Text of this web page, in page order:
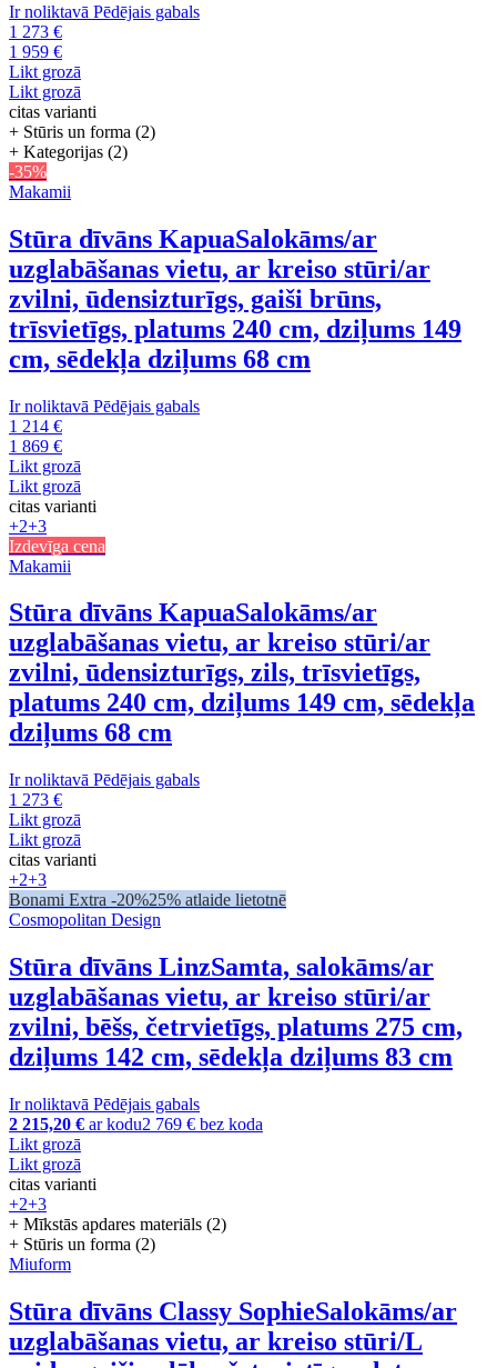
Ir noliktavā Pēdējais gabals
1 273 €
1 959 €
Likt grozā
Likt grozā
citas varianti
+ Stūris un forma (2)
+ Kategorijas (2)
-35%
Makamii
Stūra dīvāns KapuaSalokāms/ar
uzglabāšanas vietu, ar kreiso stūri/ar
zvilni, ūdensizturīgs, gaiši brūns,
trīsvietīgs, platums 240 cm, dziļums 149
cm, sēdekļa dziļums 68 cm
Ir noliktavā Pēdējais gabals
1 214 €
1 869 €
Likt grozā
Likt grozā
citas varianti
+2+3
Izdevīga cena
Makamii
Stūra dīvāns KapuaSalokāms/ar
uzglabāšanas vietu, ar kreiso stūri/ar
zvilni, ūdensizturīgs, zils, trīsvietīgs,
platums 240 cm, dziļums 149 cm, sēdekļa
dziļums 68 cm
Ir noliktavā Pēdējais gabals
1 273 €
Likt grozā
Likt grozā
citas varianti
+2+3
Bonami Extra -20%25% atlaide lietotnē
Cosmopolitan Design
Stūra dīvāns LinzSamta, salokāms/ar
uzglabāšanas vietu, ar kreiso stūri/ar
zvilni, bēšs, četrvietīgs, platums 275 cm,
dziļums 142 cm, sēdekļa dziļums 83 cm
Ir noliktavā Pēdējais gabals
2 215,20 € ar kodu2 769 € bez koda
Likt grozā
Likt grozā
citas varianti
+2+3
+ Mīkstās apdares materiāls (2)
+ Stūris un forma (2)
Miuform
Stūra dīvāns Classy SophieSalokāms/ar
uzglabāšanas vietu, ar kreiso stūri/L